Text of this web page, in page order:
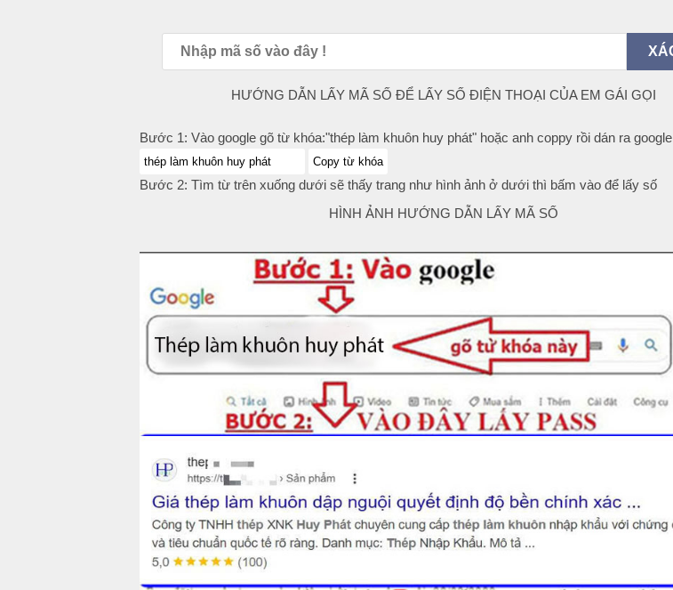
HƯỚNG DẪN LẤY MÃ SỐ ĐỂ LẤY SỐ ĐIỆN THOẠI CỦA EM GÁI GỌI
Bước 1: Vào google gõ từ khóa:"thép làm khuôn huy phát" hoặc anh coppy rồi dán ra google
Copy từ khóa
Bước 2: Tìm từ trên xuống dưới sẽ thấy trang như hình ảnh ở dưới thì bấm vào để lấy số
HÌNH ẢNH HƯỚNG DẪN LẤY MÃ SỐ